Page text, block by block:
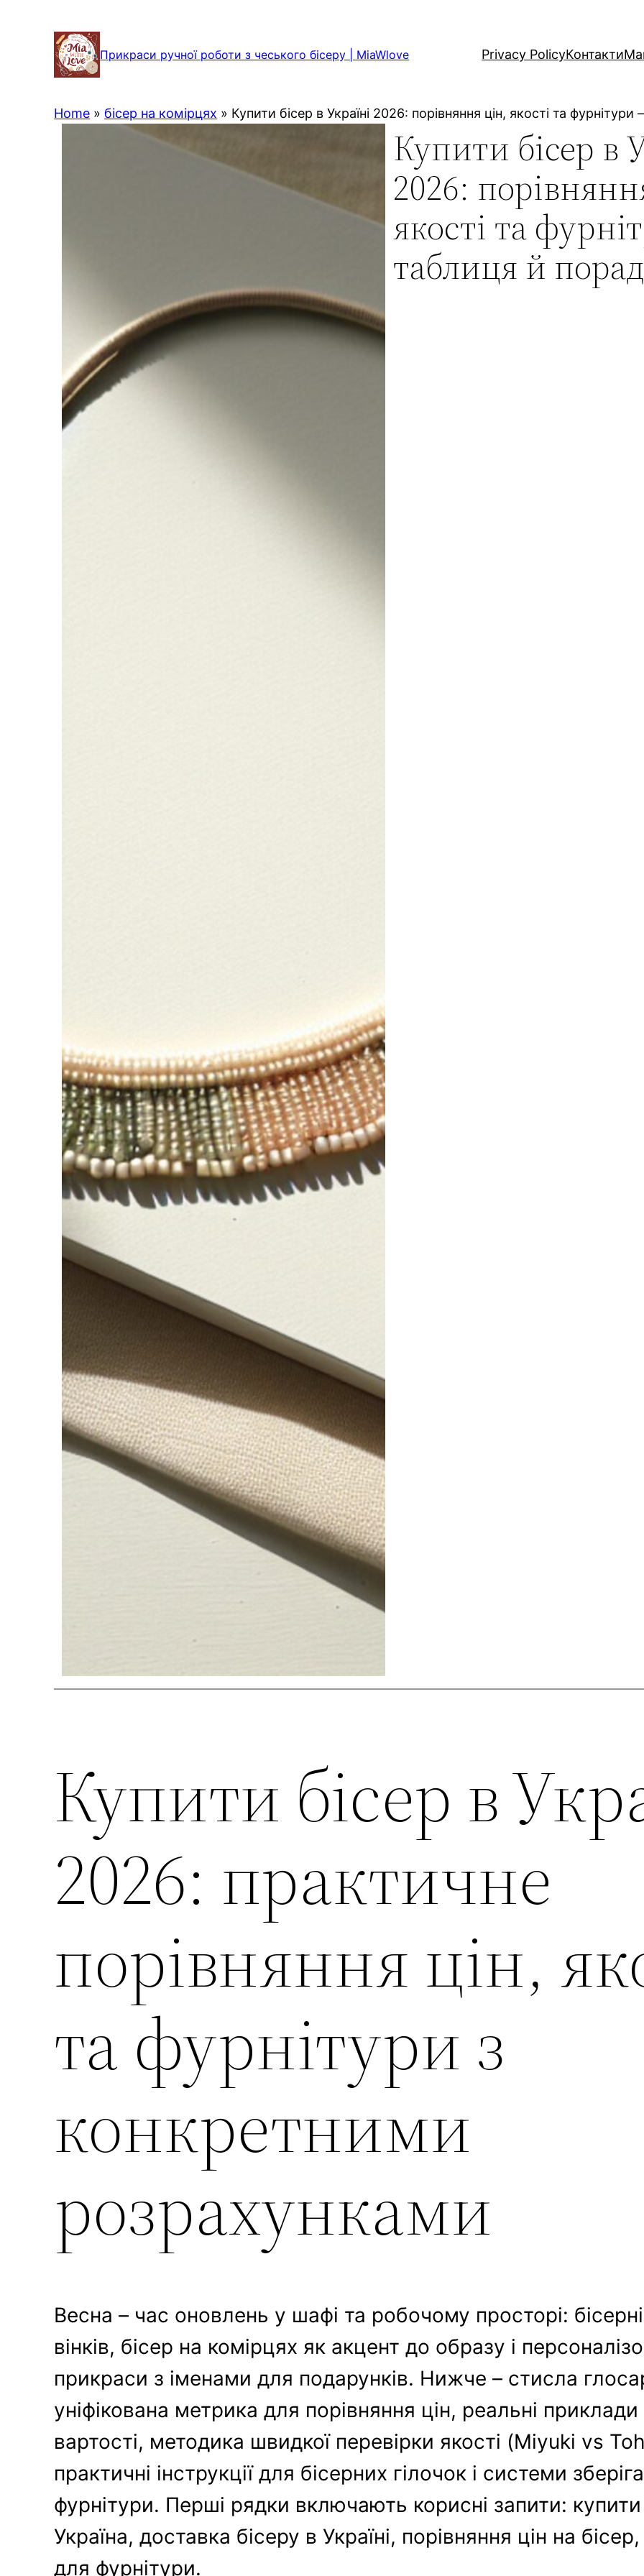
Прикраси ручної роботи з чеського бісеру | MiaWlove Privacy PolicyКонтакти
Home » бісер на комірцях » Купити бісер в Україні 2026: порівняння цін, якості та
Купити бісер в
2026:
якості та
таблиця й
Купити бісер в
2026: практичне
порівняння цін,
та фурнітури з
конкретними
розрахунками
Весна – час оновлень у шафі та робочому просторі:
вінків, бісер на комірцях як акцент до образу і
прикраси з іменами для подарунків. Нижче – стисла
уніфікована метрика для порівняння цін, реальні
вартості, методика швидкої перевірки якості (Miyuki vs
практичні інструкції для бісерних гілочок і системи
фурнітури. Перші рядки включають корисні запити:
Україна, доставка бісеру в Україні, порівняння цін на
для фурнітури.